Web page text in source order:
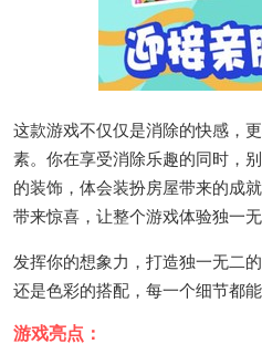
这款游戏不仅仅是消除的快感，
素。你在享受消除乐趣的同时，
的装饰，体会装扮房屋带来的成
带来惊喜，让整个游戏体验独一无
发挥你的想象力，打造独一无二
还是色彩的搭配，每一个细节都
游戏亮点：